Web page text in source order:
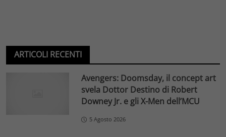
ARTICOLI RECENTI
Avengers: Doomsday, il concept art
svela Dottor Destino di Robert
Downey Jr. e gli X-Men dell’MCU
5 Agosto 2026